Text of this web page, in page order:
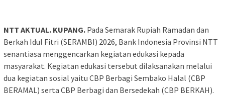
NTT AKTUAL. KUPANG. Pada Semarak Rupiah Ramadan dan
Berkah Idul Fitri (SERAMBI) 2026, Bank Indonesia Provinsi NTT
senantiasa menggencarkan kegiatan edukasi kepada
masyarakat. Kegiatan edukasi tersebut dilaksanakan melalui
dua kegiatan sosial yaitu CBP Berbagi Sembako Halal (CBP
BERAMAL) serta CBP Berbagi dan Bersedekah (CBP BERKAH).